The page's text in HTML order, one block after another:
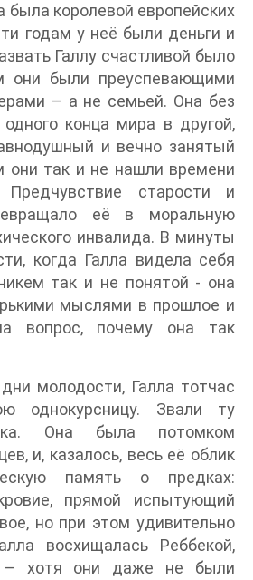
была королевой европейских
годам у неё были деньги и
Галлу счастливой было
они были преуспевающими
– а не семьей. Она без
конца мира в другой,
и вечно занятый
так и не нашли времени
Предчувствие старости и
её в моральную
инвалида. В минуты
когда Галла видела себя
так и не понятой - она
мыслями в прошлое и
вопрос, почему она так
молодости, Галла тотчас
однокурсницу. Звали ту
Она была потомком
и, казалось, весь её облик
память о предках:
прямой испытующий
но при этом удивительно
восхищалась Реббекой,
– хотя они даже не были